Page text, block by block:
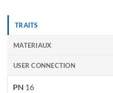
TRAITS
MATERIAUX
USER CONNECTION
PN 16